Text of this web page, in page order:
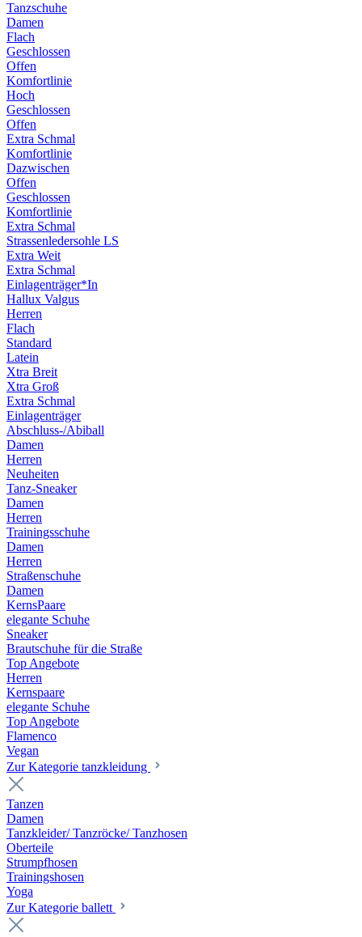
Tanzschuhe
Damen
Flach
Geschlossen
Offen
Komfortlinie
Hoch
Geschlossen
Offen
Extra Schmal
Komfortlinie
Dazwischen
Offen
Geschlossen
Komfortlinie
Extra Schmal
Strassenledersohle LS
Extra Weit
Extra Schmal
Einlagenträger*In
Hallux Valgus
Herren
Flach
Standard
Latein
Xtra Breit
Xtra Groß
Extra Schmal
Einlagenträger
Abschluss-/Abiball
Damen
Herren
Neuheiten
Tanz-Sneaker
Damen
Herren
Trainingsschuhe
Damen
Herren
Straßenschuhe
Damen
KernsPaare
elegante Schuhe
Sneaker
Brautschuhe für die Straße
Top Angebote
Herren
Kernspaare
elegante Schuhe
Top Angebote
Flamenco
Vegan
Zur Kategorie tanzkleidung
Tanzen
Damen
Tanzkleider/ Tanzröcke/ Tanzhosen
Oberteile
Strumpfhosen
Trainingshosen
Yoga
Zur Kategorie ballett